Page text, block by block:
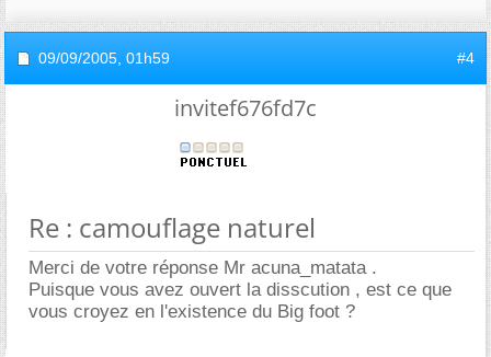
09/09/2005, 01h59 #4
invitef676fd7c
Re : camouflage naturel
Merci de votre réponse Mr acuna_matata .
Puisque vous avez ouvert la disscution , est ce que
vous croyez en l'existence du Big foot ?